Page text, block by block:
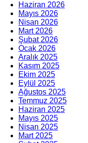
Haziran 2026
Mayıs 2026
Nisan 2026
Mart 2026
Şubat 2026
Ocak 2026
Aralık 2025
Kasım 2025
Ekim 2025
Eylül 2025
Ağustos 2025
Temmuz 2025
Haziran 2025
Mayıs 2025
Nisan 2025
Mart 2025